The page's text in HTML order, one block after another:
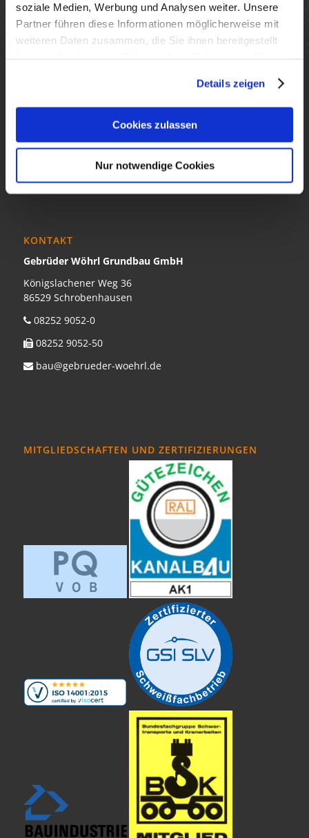
soziale Medien, Werbung und Analysen weiter. Unsere
Partner führen diese Informationen möglicherweise mit
weiteren Daten zusammen, die Sie ihnen bereitgestellt
Details zeigen
Cookies zulassen
Nur notwendige Cookies
Wir sind Ihr Spezialist im Tiefbau, Spezialtiefbau und
jahrelanges Know-How und Erfahrung in der
Baubranche sind wir Ihr Ansprechpartner bei jedem
KONTAKT
Gebrüder Wöhrl Grundbau GmbH
Königslachener Weg 36
86529 Schrobenhausen
08252 9052-0
08252 9052-50
bau@gebrueder-woehrl.de
MITGLIEDSCHAFTEN UND ZERTIFIZIERUNGEN